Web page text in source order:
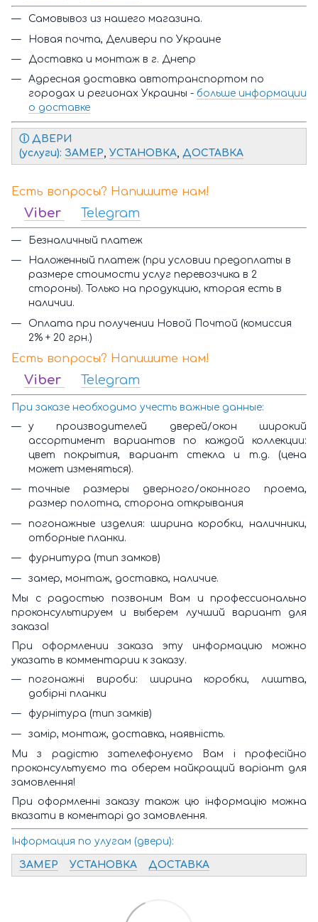
Самовывоз из нашего магазина.
Новая почта, Деливери по Украине
Доставка и монтаж в г. Днепр
Адресная доставка автотранспортом по
городах и регионах Украины - больше информации
о доставке
ⓘ Д ВЕРИ
(услуги): ЗАМЕР УСТАНОВКА ДОСТАВКА
Есть вопросы? Напишите нам!
Viber Telegram
Безналичный платеж
Наложенный платеж (при условии предоплаты в
размере стоимости услуг перевозчика в 2
стороны). Только на продукцию, кторая есть в
наличии.
Оплата при получении Новой Почтой (комиссия
2% + 20 грн.)
Есть вопросы? Напишите нам!
Viber Telegram
При заказе необходимо учесть важные данные:
у производителей дверей/окон широкий
ассортимент вариантов по каждой коллекции:
цвет покрытия, вариант стекла и т.д. (цена
может изменяться).
точные размеры дверного/оконного проема,
размер полотна, сторона открывания
погонажные изделия: ширина коробки, наличники,
отборные планки.
фурнитура (тип замков)
замер, монтаж, доставка, наличие.
Мы с радостью позвоним Вам и профессионально
проконсультируем и выберем лучший вариант для
заказа!
При оформлении заказа эту информацию можно
указать в комментарии к заказу.
погонажні вироби: ширина коробки, лиштва,
добірні планки
фурнітура (тип замків)
замір, монтаж, доставка, наявність.
Ми з радістю зателефонуємо Вам і професійно
проконсультуємо та оберем найкращий варіант для
замовлення!
При оформленні заказу також цю інформацію можна
вказати в коментарі до замовлення.
Інформация по улугам (двери):
ЗАМЕР УСТАНОВКА ДОСТАВКА